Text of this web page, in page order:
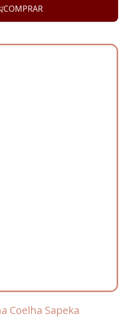
COMPRAR
Coelha Sapeka